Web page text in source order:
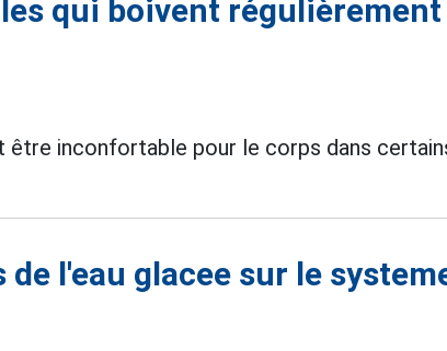
qui boivent régulièrement
être inconfortable pour le corps dans
l'eau glacee sur le